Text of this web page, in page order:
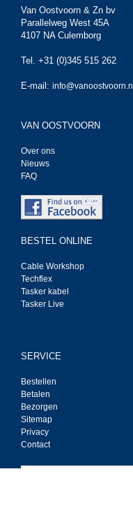
Van Oostvoorn & Zn bv
Parallelweg West 45A
4107 NA Culemborg
Tel. +31 (0)345 515 262
E-mail: info@vanoostvoorn.nl
VAN OOSTVOORN
Over ons
Nieuws
FAQ
BESTEL ONLINE
Cable Workshop
Techflex
Tasker kabel
Tasker Live
SERVICE
Bestellen
Betalen
Bezorgen
Sitemap
Privacy
Contact